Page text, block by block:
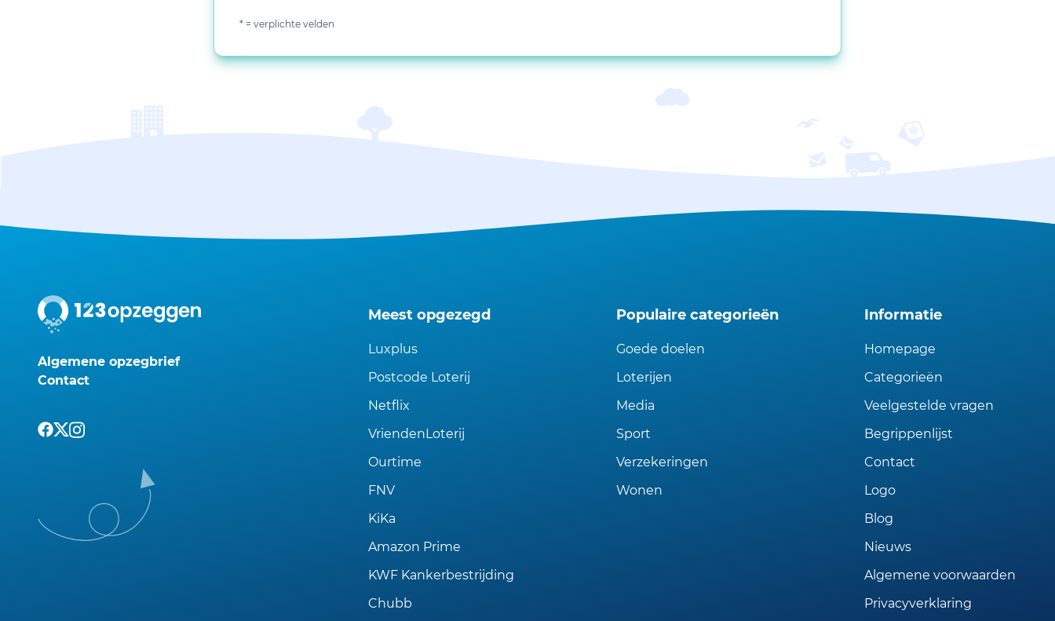
* = verplichte velden
Algemene opzegbrief
Contact
Meest opgezegd
Luxplus
Postcode Loterij
Netflix
VriendenLoterij
Ourtime
FNV
KiKa
Amazon Prime
KWF Kankerbestrijding
Chubb
Populaire categorieën
Goede doelen
Loterijen
Media
Sport
Verzekeringen
Wonen
Informatie
Homepage
Categorieën
Veelgestelde vragen
Begrippenlijst
Contact
Logo
Blog
Nieuws
Algemene voorwaarden
Privacyverklaring